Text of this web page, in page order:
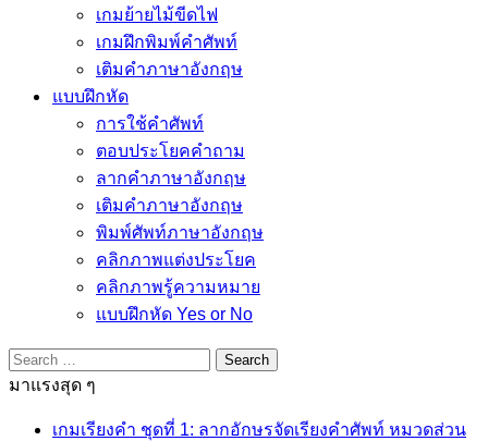
เกมย้ายไม้ขีดไฟ
เกมฝึกพิมพ์คำศัพท์
เติมคำภาษาอังกฤษ
แบบฝึกหัด
การใช้คำศัพท์
ตอบประโยคคำถาม
ลากคำภาษาอังกฤษ
เติมคำภาษาอังกฤษ
พิมพ์ศัพท์ภาษาอังกฤษ
คลิกภาพแต่งประโยค
คลิกภาพรู้ความหมาย
แบบฝึกหัด Yes or No
Search
for:
มาแรงสุด ๆ
เกมเรียงคำ ชุดที่ 1: ลากอักษรจัดเรียงคำศัพท์ หมวดส่วน